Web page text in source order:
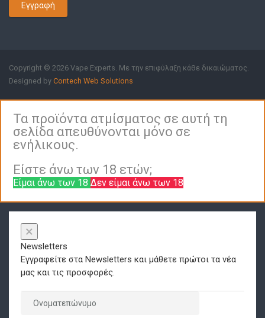
Εγγραφή
Copyright © 2026 Vape Experts. Με την επιφύλαξη κάθε δικαιώματος.
Designed by Contech Web Solutions
Τα προϊόντα ατμίσματος σε αυτή τη
σελίδα απευθύνονται μόνο σε
ενήλικους.
Είστε άνω των 18 ετών;
Είμαι άνω των 18 Δεν είμαι άνω των 18
×
Newsletters
Εγγραφείτε στα Newsletters και μάθετε πρώτοι τα νέα
μας και τις προσφορές.